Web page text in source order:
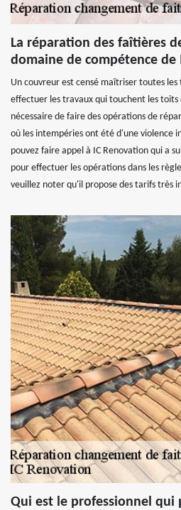
La réparation des faîtières
domaine de compétence de
Un couvreur est censé maîtriser toutes les
effectuer les travaux qui touchent les toits
nécessaire de faire des opérations de
où les intempéries ont été d'une violence
pouvez faire appel à IC Renovation qui a
pour effectuer les opérations dans les
veuillez noter qu'il propose des tarifs très
Qui est le professionnel qui